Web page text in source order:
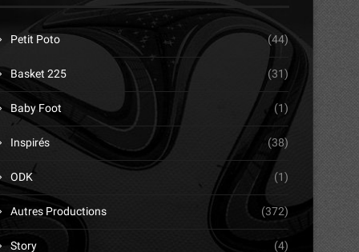
Petit Poto (44)
Basket 225 (31)
Baby Foot (1)
Inspirés (38)
ODK (1)
Autres Productions (372)
Story (4)